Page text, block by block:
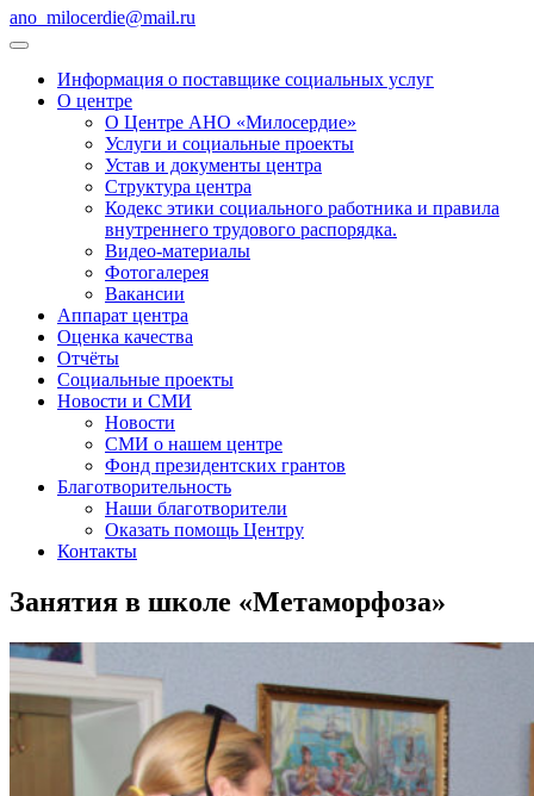
ano_milocerdie@mail.ru
Информация о поставщике социальных услуг
О центре
О Центре АНО «Милосердие»
Услуги и социальные проекты
Устав и документы центра
Структура центра
Кодекс этики социального работника и правила
внутреннего трудового распорядка.
Видео-материалы
Фотогалерея
Вакансии
Аппарат центра
Оценка качества
Отчёты
Социальные проекты
Новости и СМИ
Новости
СМИ о нашем центре
Фонд президентских грантов
Благотворительность
Наши благотворители
Оказать помощь Центру
Контакты
Занятия в школе «Метаморфоза»